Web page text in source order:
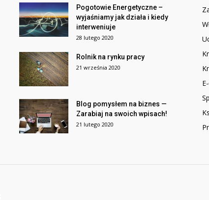
Pogotowie Energetyczne –
wyjaśniamy jak działa i kiedy
interweniuje
28 lutego 2020
Rolnik na rynku pracy
21 września 2020
Blog pomysłem na biznes —
Zarabiaj na swoich wpisach!
21 lutego 2020